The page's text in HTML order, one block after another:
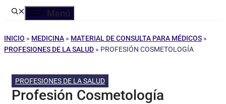
Menú
INICIO » MEDICINA » MATERIAL DE CONSULTA PARA MÉDICOS »
PROFESIONES DE LA SALUD » PROFESIÓN COSMETOLOGÍA
PROFESIONES DE LA SALUD
Profesión Cosmetología